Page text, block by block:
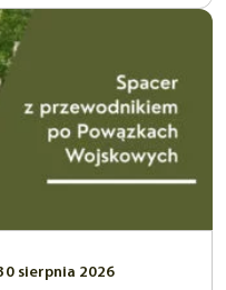
sierpnia 2026